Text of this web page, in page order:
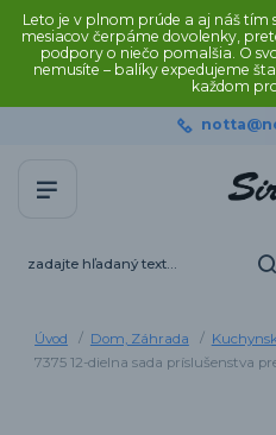
Leto je v plnom prúde a aj náš tím
mesiacov čerpáme dovolenky,
podpory o niečo pomalšia. O
nemusíte – balíky expedujeme
každom
Úvod Dom, Záhrada
7375 12-dielna sada príslušenstva